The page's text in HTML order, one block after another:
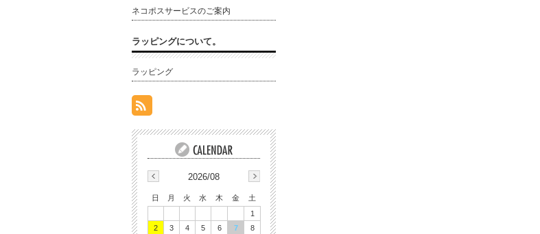
ネコポスサービスのご案内
ラッピングについて。
ラッピング
2026/08
日 月 火 水 木 金
土
1
2
3 4 5 6 7
8